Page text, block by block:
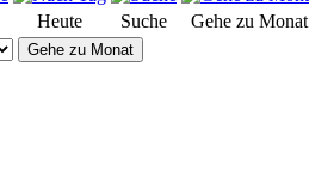
Heute Suche Gehe zu Monat
Gehe zu Monat